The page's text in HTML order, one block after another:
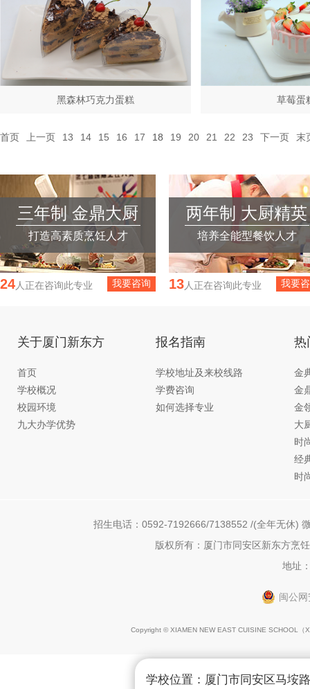
学校位置：厦门市同安区马垵
黑森林巧克力蛋糕 草莓蛋
首页 上一页 13 14 15 16 17 18 19 20 21 22 23 下一页 末
三年制 金鼎大厨
打造高素质烹饪人才
我要咨询
24人正在咨询此专业
两年制 大厨精英
培养全能型餐饮人才
我要
13人正在咨询此专业
关于厦门新东方
首页
学校概况
校园环境
九大办学优势
报名指南
学校地址及来校线路
学费咨询
如何选择专业
热
金
金
金
大
时
经
时
招生电话：0592-7192666/7138552 /(全年无休)
版权所有：厦门市同安区新东方烹
地址
闽公
Copyright © XIAMEN NEW EAST CUISINE SCHOOL（